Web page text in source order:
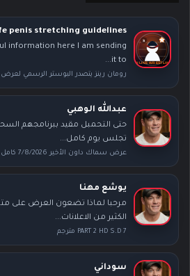
penis stretching guidelines
information here I am sending
it to...
عبدالله الوهبي
حتى التحمبل مقيد ببرنامجهم
تجلس يوم كامل...
عرض سماك داون الأخير 7/8/2026 كامل مترجم
يوشع مهنا
الكثير من الاعلانات...
PART 2 HD S.D 7 مترجم
سوداني